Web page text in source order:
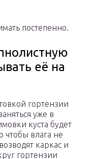
постепенно.
её на
гортензии
уже в
куста будет
чтобы влага не
каркас и
гортензии